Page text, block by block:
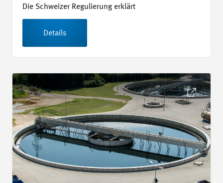
Die Schweizer Regulierung erklärt
Details
Details Industrieabwasser